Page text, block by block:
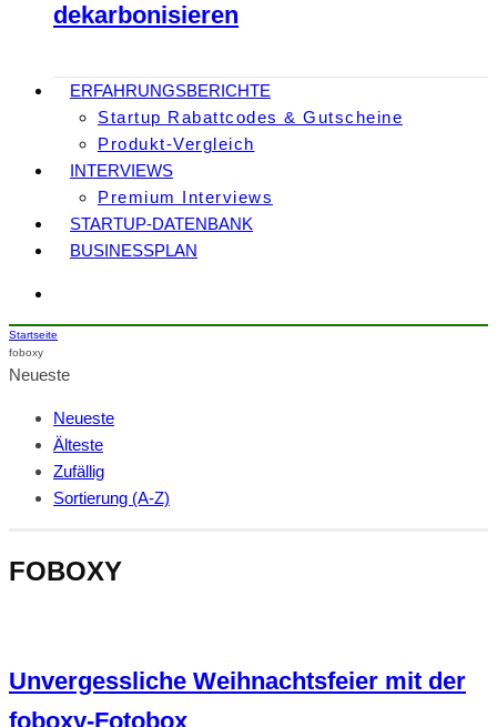
dekarbonisieren
ERFAHRUNGSBERICHTE
Startup Rabattcodes & Gutscheine
Produkt-Vergleich
INTERVIEWS
Premium Interviews
STARTUP-DATENBANK
BUSINESSPLAN
Startseite
foboxy
Neueste
Neueste
Älteste
Zufällig
Sortierung (A-Z)
FOBOXY
Unvergessliche Weihnachtsfeier mit der
foboxy-Fotobox